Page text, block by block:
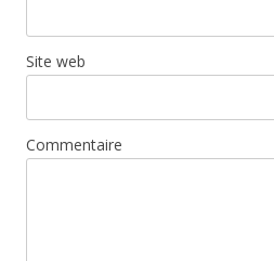
Site web
Commentaire